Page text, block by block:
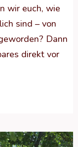
wir euch, wie
sind – von
Dann
direkt vor